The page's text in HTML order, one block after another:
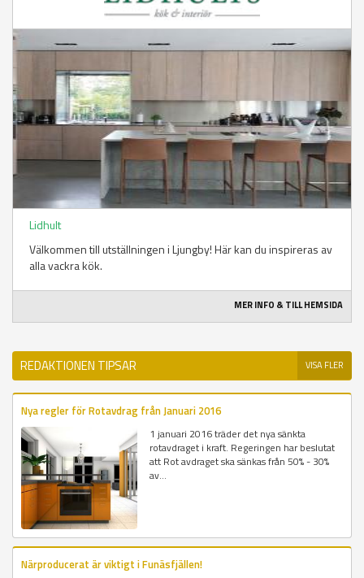
Lidhult
Välkommen till utställningen i Ljungby! Här kan du inspireras av
alla vackra kök.
MER INFO & TILL HEMSIDA
REDAKTIONEN TIPSAR VISA FLER
Nya regler för Rotavdrag från Januari 2016
1 januari 2016 träder det nya sänkta
rotavdraget i kraft. Regeringen har beslutat
att Rot avdraget ska sänkas från 50% - 30%
av...
Närproducerat är viktigt i Funäsfjällen!